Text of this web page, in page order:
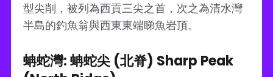
型尖削，被列為西貢三尖之首，次之為清水灣
半島的釣魚翁與西東東端睇魚岩頂。
蚺蛇灣: 蚺蛇尖 (北脊) Sharp Peak